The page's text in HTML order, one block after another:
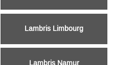
Lambris Limbourg